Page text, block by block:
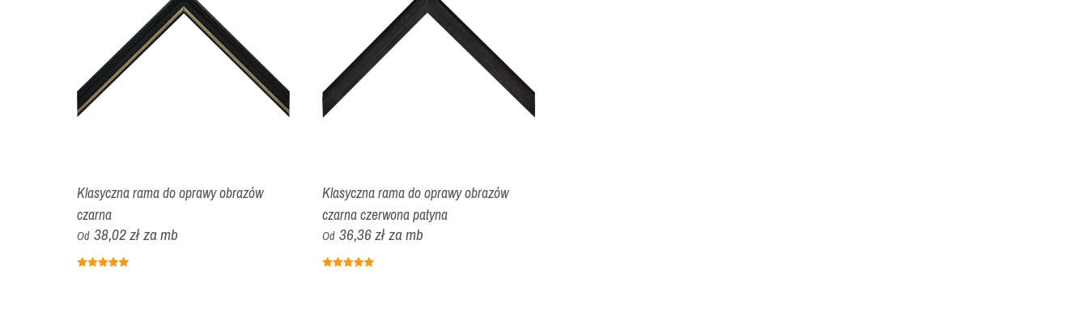
Klasyczna rama do oprawy obrazów
czarna
Od 38,02 zł za mb
Klasyczna rama do oprawy obrazów
czarna czerwona patyna
Od 36,36 zł za mb